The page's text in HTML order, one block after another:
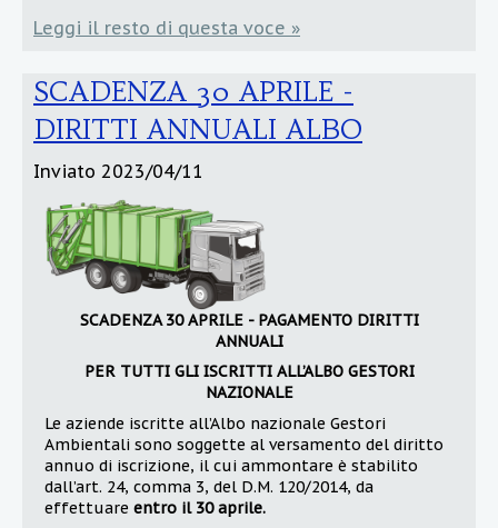
Leggi il resto di questa voce »
SCADENZA 30 APRILE -
DIRITTI ANNUALI ALBO
Inviato 2023/04/11
SCADENZA 30 APRILE - PAGAMENTO DIRITTI
ANNUALI
PER TUTTI GLI ISCRITTI ALL’ALBO GESTORI
NAZIONALE
Le aziende iscritte all’Albo nazionale Gestori
Ambientali sono soggette al versamento del diritto
annuo di iscrizione, il cui ammontare è stabilito
dall’art. 24, comma 3, del D.M. 120/2014, da
effettuare entro il 30 aprile.